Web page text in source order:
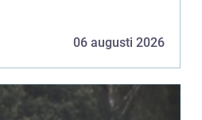
06 augusti 2026